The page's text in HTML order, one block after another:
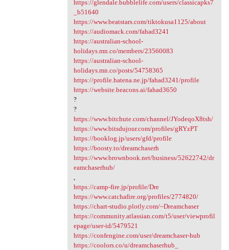
https://glendale.bubblelife.com/users/classicapks7
_b51640
https://www.beatstars.com/tiktokusa1125/about
https://audiomack.com/fahad3241
https://australian-school-
holidays.mn.co/members/23560083
https://australian-school-
holidays.mn.co/posts/54758365
https://profile.hatena.ne.jp/fahad3241/profile
https://website.beacons.ai/fahad3650
?
?
https://www.bitchute.com/channel/JYodeqoX8tsh/
https://www.bitsdujour.com/profiles/gRYzPT
https://booklog.jp/users/gfd/profile
https://boosty.to/dreamchaserh
https://www.brownbook.net/business/52622742/dr
eamchaserhub/
https://camp-fire.jp/profile/Dre
https://www.catchafire.org/profiles/2774820/
https://chart-studio.plotly.com/~Dreamchaser
https://community.atlassian.com/t5/user/viewprofil
epage/user-id/5479521
https://confengine.com/user/dreamchaser-hub
https://coolors.co/u/dreamchaserhub_